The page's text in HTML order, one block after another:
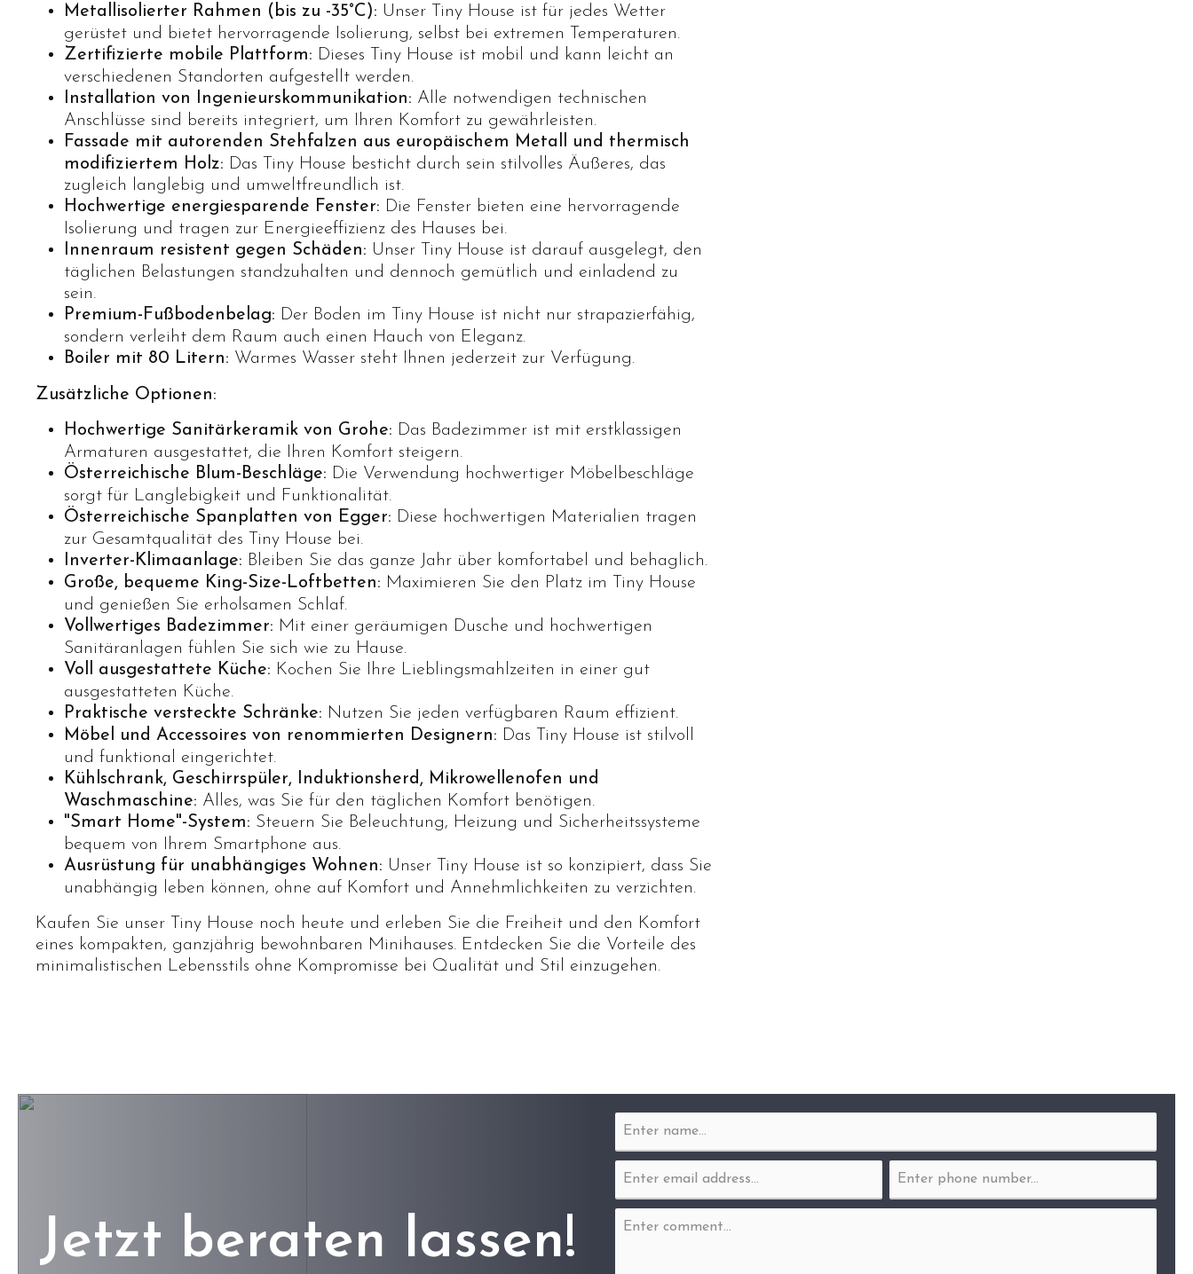
Metallisolierter Rahmen (bis zu -35°C): Unser Tiny House ist für jedes Wetter
gerüstet und bietet hervorragende Isolierung, selbst bei extremen Temperaturen.
Zertifizierte mobile Plattform: Dieses Tiny House ist mobil und kann leicht an
verschiedenen Standorten aufgestellt werden.
Installation von Ingenieurskommunikation: Alle notwendigen technischen
Anschlüsse sind bereits integriert, um Ihren Komfort zu gewährleisten.
Fassade mit autorenden Stehfalzen aus europäischem Metall und thermisch
modifiziertem Holz: Das Tiny House besticht durch sein stilvolles Äußeres, das
zugleich langlebig und umweltfreundlich ist.
Hochwertige energiesparende Fenster: Die Fenster bieten eine hervorragende
Isolierung und tragen zur Energieeffizienz des Hauses bei.
Innenraum resistent gegen Schäden: Unser Tiny House ist darauf ausgelegt, den
täglichen Belastungen standzuhalten und dennoch gemütlich und einladend zu
sein.
Premium-Fußbodenbelag: Der Boden im Tiny House ist nicht nur strapazierfähig,
sondern verleiht dem Raum auch einen Hauch von Eleganz.
Boiler mit 80 Litern: Warmes Wasser steht Ihnen jederzeit zur Verfügung.
Zusätzliche Optionen:
Hochwertige Sanitärkeramik von Grohe: Das Badezimmer ist mit erstklassigen
Armaturen ausgestattet, die Ihren Komfort steigern.
Österreichische Blum-Beschläge: Die Verwendung hochwertiger Möbelbeschläge
sorgt für Langlebigkeit und Funktionalität.
Österreichische Spanplatten von Egger: Diese hochwertigen Materialien tragen
zur Gesamtqualität des Tiny House bei.
Inverter-Klimaanlage: Bleiben Sie das ganze Jahr über komfortabel und behaglich.
Große, bequeme King-Size-Loftbetten: Maximieren Sie den Platz im Tiny House
und genießen Sie erholsamen Schlaf.
Vollwertiges Badezimmer: Mit einer geräumigen Dusche und hochwertigen
Sanitäranlagen fühlen Sie sich wie zu Hause.
Voll ausgestattete Küche: Kochen Sie Ihre Lieblingsmahlzeiten in einer gut
ausgestatteten Küche.
Praktische versteckte Schränke: Nutzen Sie jeden verfügbaren Raum effizient.
Möbel und Accessoires von renommierten Designern: Das Tiny House ist stilvoll
und funktional eingerichtet.
Kühlschrank, Geschirrspüler, Induktionsherd, Mikrowellenofen und
Waschmaschine: Alles, was Sie für den täglichen Komfort benötigen.
"Smart Home"-System: Steuern Sie Beleuchtung, Heizung und Sicherheitssysteme
bequem von Ihrem Smartphone aus.
Ausrüstung für unabhängiges Wohnen: Unser Tiny House ist so konzipiert, dass Sie
unabhängig leben können, ohne auf Komfort und Annehmlichkeiten zu verzichten.
Kaufen Sie unser Tiny House noch heute und erleben Sie die Freiheit und den Komfort
eines kompakten, ganzjährig bewohnbaren Minihauses. Entdecken Sie die Vorteile des
minimalistischen Lebensstils ohne Kompromisse bei Qualität und Stil einzugehen.
Jetzt beraten lassen!